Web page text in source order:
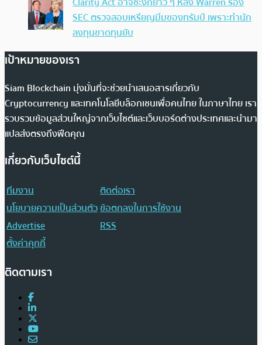
SEC ตรวจสอบเหรียญมีมของทรัมป์ เพราะทำนัก
ลงทุนขาดทุนยับ
เป้าหมายของเรา
Siam Blockchain มุ่งมั่นที่จะช่วยนำเสนอสารเกี่ยวกับ
Cryptocurrency และเทคโนโลยีบล็อกเชนเพื่อคนไทย ในภาษาไทย เรา
รวบรวมข้อมูลส่วนใหญ่จากเว็บไซต์และเว็บบอร์ดต่างประเทศและนำมา
แปลส่งตรงถึงฟีดคุณ
เกี่ยวกับเว็บไซต์นี้
ทีมงาน
ติดต่อเรา
นโยบายความเป็นส่วนตัวข้อตกลงในการใช้งาน
Advertise
RSS
ตั้งค่าคุกกี้
ติดตามเรา